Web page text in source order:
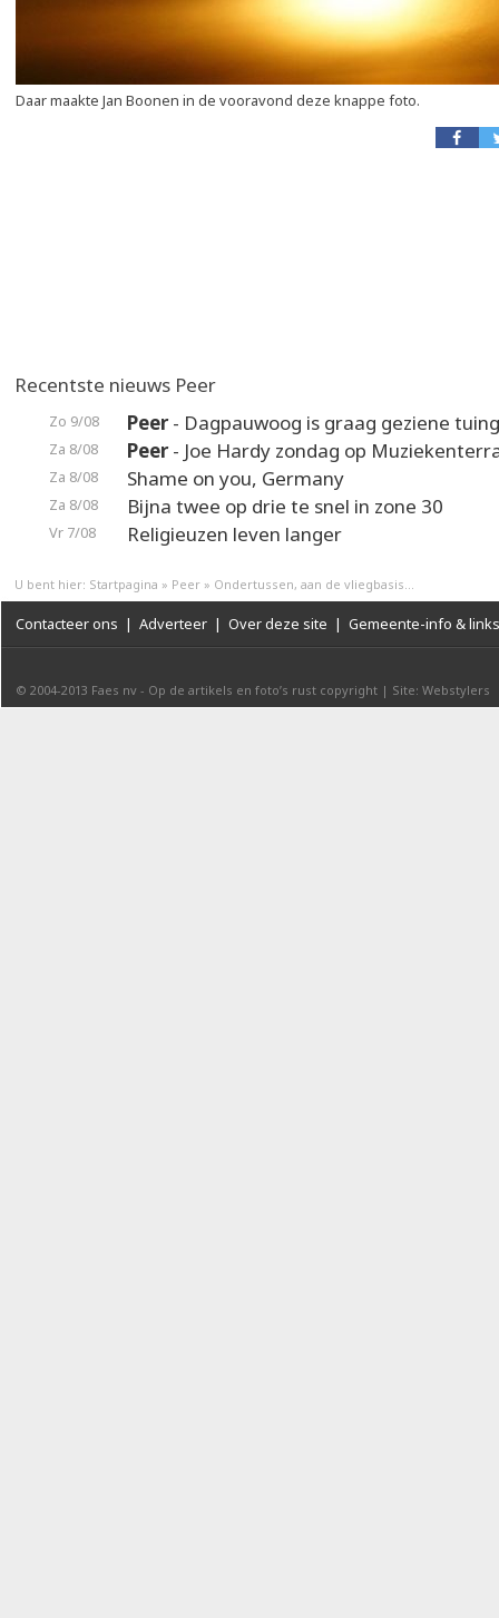
Daar maakte Jan Boonen in de vooravond deze knappe foto.
Recentste nieuws Peer
Zo 9/08 Peer- Dagpauwoog is graag geziene
Za 8/08 Peer- Joe Hardy zondag op
Za 8/08 Shame on you, Germany
Za 8/08 Bijna twee op drie te snel in zone 30
Vr 7/08 Religieuzen leven langer
U bent hier: Startpagina » Peer » Ondertussen, aan de vliegbasis...
Contacteer ons | Adverteer | Over deze site | Gemeente-info & links
© 2004-2013 Faes nv - Op de artikels en foto’s rust copyright | Site: Webstylers